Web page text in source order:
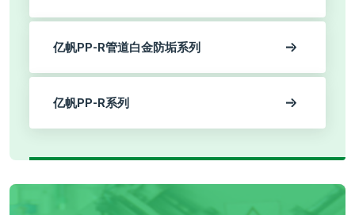
亿帆PP-R管道白金防垢系列
亿帆PP-R系列